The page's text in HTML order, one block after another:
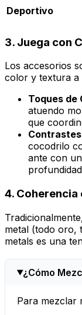
Deportivo
3. Juega con
Los accesorios
color y textura a
Toques de
atuendo
que
cocodrilo
ante con
profundidad
4. Coherencia
metal (todo oro,
metals es una
¿Cómo
Para mezclar